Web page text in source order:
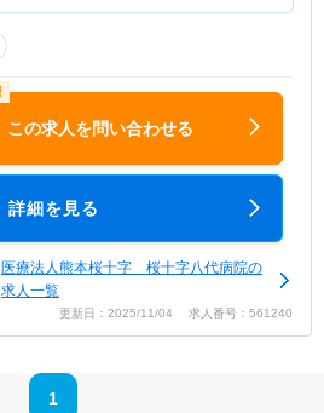
この求人を問い合わせる
詳細を見る
医療法人熊本桜十字 桜十字八代病院の
求人一覧
更新日：2025/11/04 求人番号：561240
1